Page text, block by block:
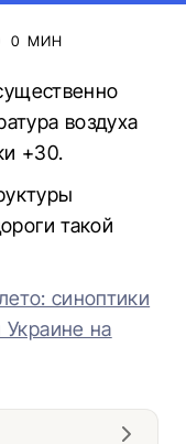
0 МИН
воздуха
+30.
такой
синоптики
на